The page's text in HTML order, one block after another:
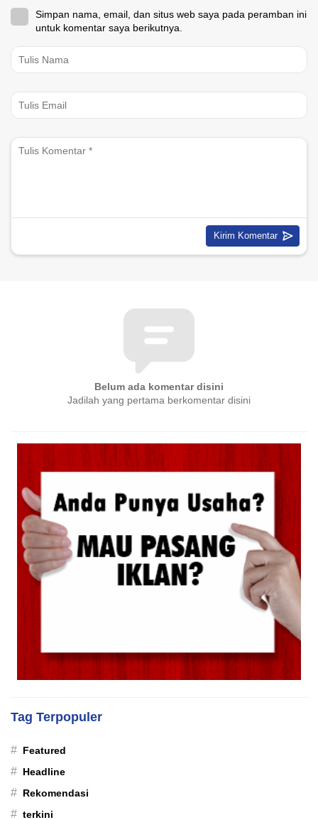
Simpan nama, email, dan situs web saya pada peramban ini
untuk komentar saya berikutnya.
Belum ada komentar disini
Jadilah yang pertama berkomentar disini
Tag Terpopuler
# Featured
# Headline
# Rekomendasi
# terkini